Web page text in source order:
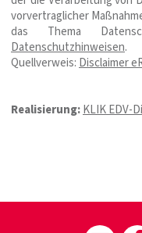
vorvertraglicher
das Thema
Datenschutzhinweisen.
Quellverweis: Disclaimer
Realisierung:KLIK EDV-